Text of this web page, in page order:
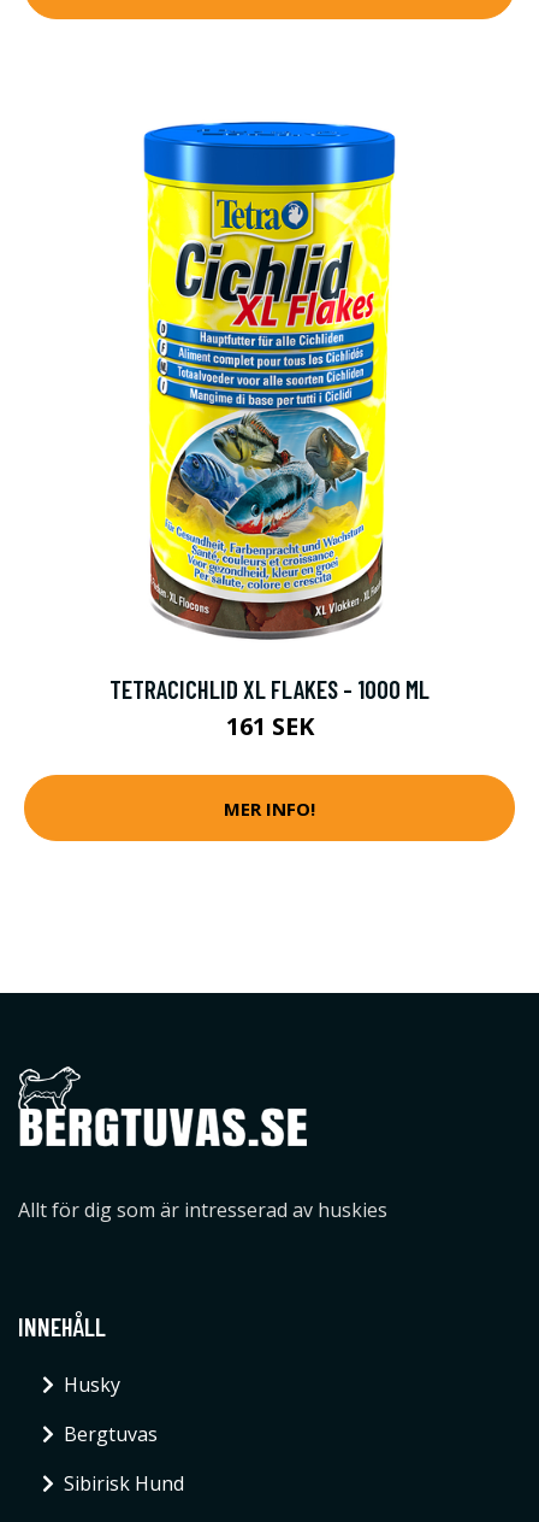
TETRACICHLID XL FLAKES - 1000 ML
161 SEK
MER INFO!
Allt för dig som är intresserad av huskies
INNEHÅLL
Husky
Bergtuvas
Sibirisk Hund